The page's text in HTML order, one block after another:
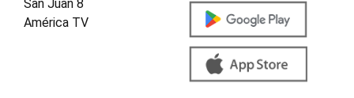
San Juan 8
América TV